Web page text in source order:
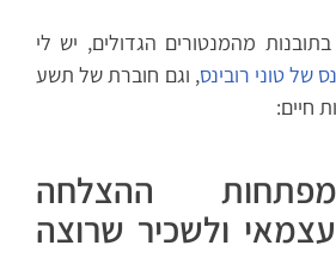
מהמנטורים הגדולים, יש לי
של טוני רובינס, וגם חוברת של תשע
חיים:
ההצלחה
ולשכיר שרוצה